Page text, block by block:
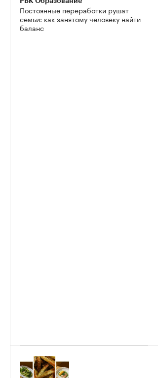
Постоянные переработки рушат
семьи: как занятому человеку найти
баланс